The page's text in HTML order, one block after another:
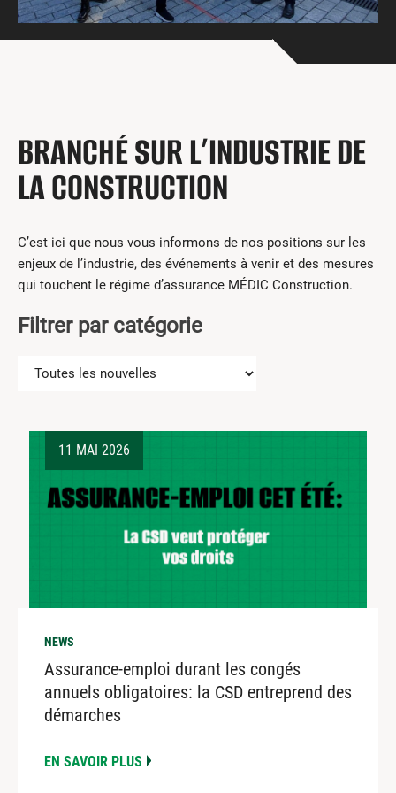
Comment s’impliquer
Victime d’un accident
Documents et formulaires
Nous contacter
Recherche
English
BRANCHÉ SUR L’INDUSTRIE DE
LA CONSTRUCTION
C’est ici que nous vous informons de nos positions sur les
enjeux de l’industrie, des événements à venir et des mesures
qui touchent le régime d’assurance MÉDIC Construction.
Filtrer par catégorie
11 MAI 2026
NEWS
Assurance-emploi durant les congés
annuels obligatoires: la CSD entreprend des
démarches
EN SAVOIR PLUS